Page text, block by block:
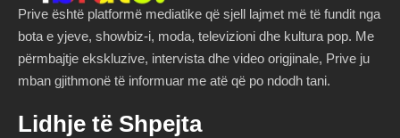
Prive është platformë mediatike që sjell lajmet më të fundit nga
bota e yjeve, showbiz-i, moda, televizioni dhe kultura pop. Me
përmbajtje ekskluzive, intervista dhe video origjinale, Prive ju
mban gjithmonë të informuar me atë që po ndodh tani.
Lidhje të Shpejta